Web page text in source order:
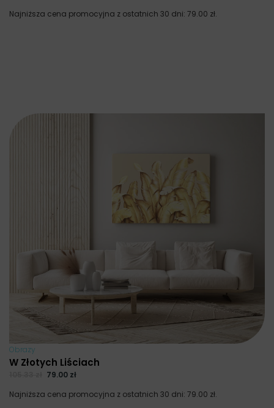
Najniższa cena promocyjna z ostatnich 30 dni: 79.00 zł.
Obrazy
W Złotych Liściach
79.00 zł
Najniższa cena promocyjna z ostatnich 30 dni: 79.00 zł.